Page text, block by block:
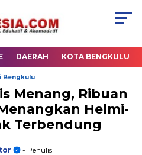
DAERAH KOTA BENGKULU
Bengkulu
Menang, Ribuan
Helmi-
Terbendung
- Penulis